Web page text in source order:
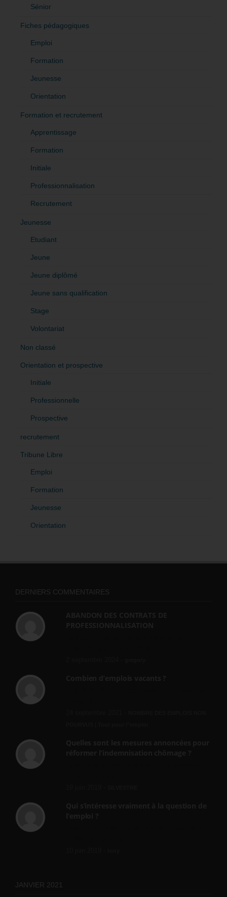
Sénior
Fiches pédagogiques
Emploi
Formation
Jeunesse
Orientation
Formation et recrutement
Apprentissage
Formation
Initiale
Professionnalisation
Recrutement
Jeunesse
Etudiant
Jeune
Jeune diplômé
Jeune sans qualification
Stage
Volontariat
Non classé
Orientation et prospective
Initiale
Professionnelle
Prospective
recrutement
Tribune Libre
Emploi
Formation
Jeunesse
Orientation
DERNIERS COMMENTAIRES
JANVIER 2021